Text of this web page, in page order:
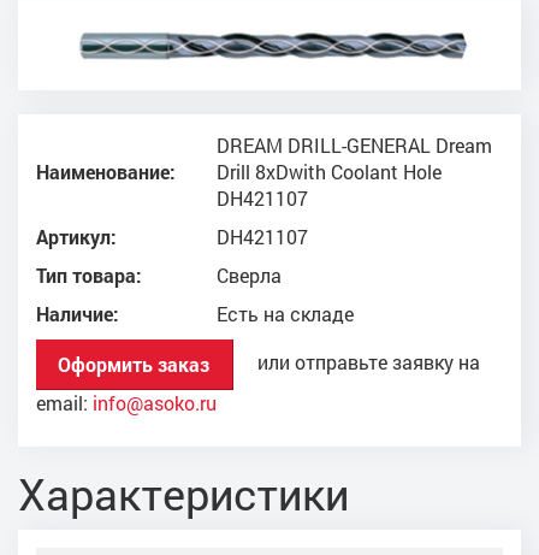
Наименование:
DREAM DRILL-GENERAL Dream
Drill 8xDwith Coolant Hole
DH421107
Артикул:
DH421107
Тип товара:
Сверла
Наличие:
Есть на складе
Оформить заказ
или отправьте заявку на
email: info@asoko.ru
Характеристики